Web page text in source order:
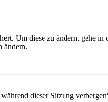
Um diese zu ändern, gehe
ändern.
dieser Sitzung